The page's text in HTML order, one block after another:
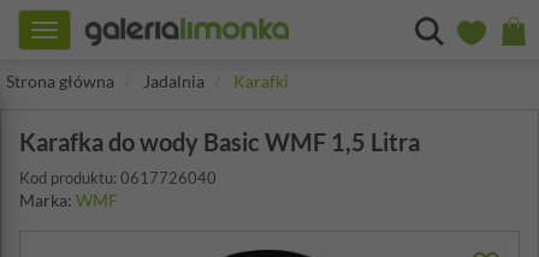
Toggle
navigation
Strona główna
Jadalnia Karafki
Karafka do wody Basic WMF 1,5 Litra
Kod produktu: 0617726040
Marka: WMF